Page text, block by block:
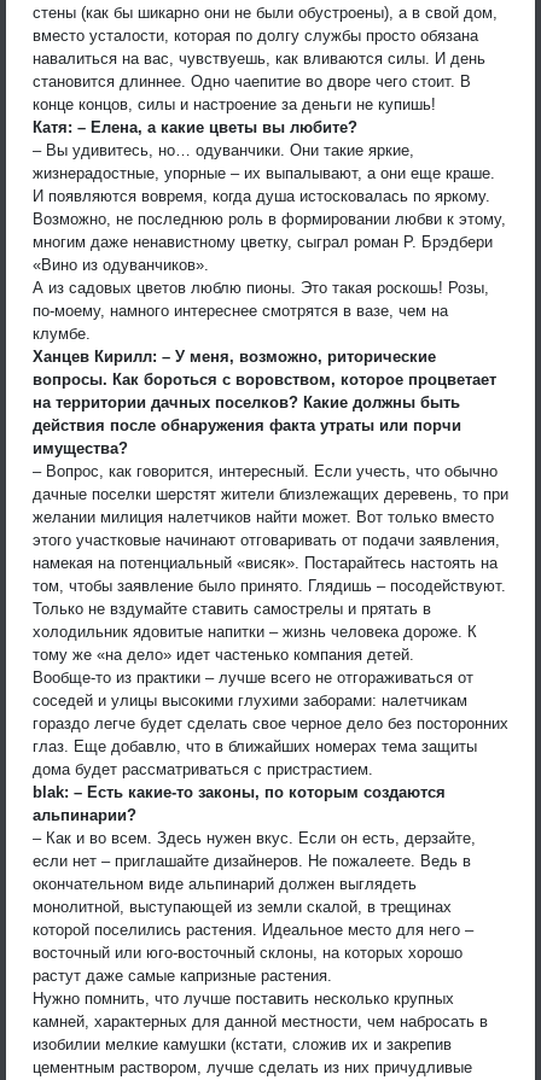
стены (как бы шикарно они не были обустроены), а в свой дом,
вместо усталости, которая по долгу службы просто обязана
навалиться на вас, чувствуешь, как вливаются силы. И день
становится длиннее. Одно чаепитие во дворе чего стоит. В
конце концов, силы и настроение за деньги не купишь!
Катя: – Елена, а какие цветы вы любите?
– Вы удивитесь, но… одуванчики. Они такие яркие,
жизнерадостные, упорные – их выпалывают, а они еще краше.
И появляются вовремя, когда душа истосковалась по яркому.
Возможно, не последнюю роль в формировании любви к этому,
многим даже ненавистному цветку, сыграл роман Р. Брэдбери
«Вино из одуванчиков».
А из садовых цветов люблю пионы. Это такая роскошь! Розы,
по-моему, намного интереснее смотрятся в вазе, чем на
клумбе.
Ханцев Кирилл: – У меня, возможно, риторические
вопросы. Как бороться с воровством, которое процветает
на территории дачных поселков? Какие должны быть
действия после обнаружения факта утраты или порчи
имущества?
– Вопрос, как говорится, интересный. Если учесть, что обычно
дачные поселки шерстят жители близлежащих деревень, то при
желании милиция налетчиков найти может. Вот только вместо
этого участковые начинают отговаривать от подачи заявления,
намекая на потенциальный «висяк». Постарайтесь настоять на
том, чтобы заявление было принято. Глядишь – посодействуют.
Только не вздумайте ставить самострелы и прятать в
холодильник ядовитые напитки – жизнь человека дороже. К
тому же «на дело» идет частенько компания детей.
Вообще-то из практики – лучше всего не отгораживаться от
соседей и улицы высокими глухими заборами: налетчикам
гораздо легче будет сделать свое черное дело без посторонних
глаз. Еще добавлю, что в ближайших номерах тема защиты
дома будет рассматриваться с пристрастием.
blak: – Есть какие-то законы, по которым создаются
альпинарии?
– Как и во всем. Здесь нужен вкус. Если он есть, дерзайте,
если нет – приглашайте дизайнеров. Не пожалеете. Ведь в
окончательном виде альпинарий должен выглядеть
монолитной, выступающей из земли скалой, в трещинах
которой поселились растения. Идеальное место для него –
восточный или юго-восточный склоны, на которых хорошо
растут даже самые капризные растения.
Нужно помнить, что лучше поставить несколько крупных
камней, характерных для данной местности, чем набросать в
изобилии мелкие камушки (кстати, сложив их и закрепив
цементным раствором, лучше сделать из них причудливые